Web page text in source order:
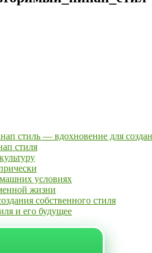
стиль — вдохновение для
стиля
условиях
жизни
собственного стиля
и его будущее